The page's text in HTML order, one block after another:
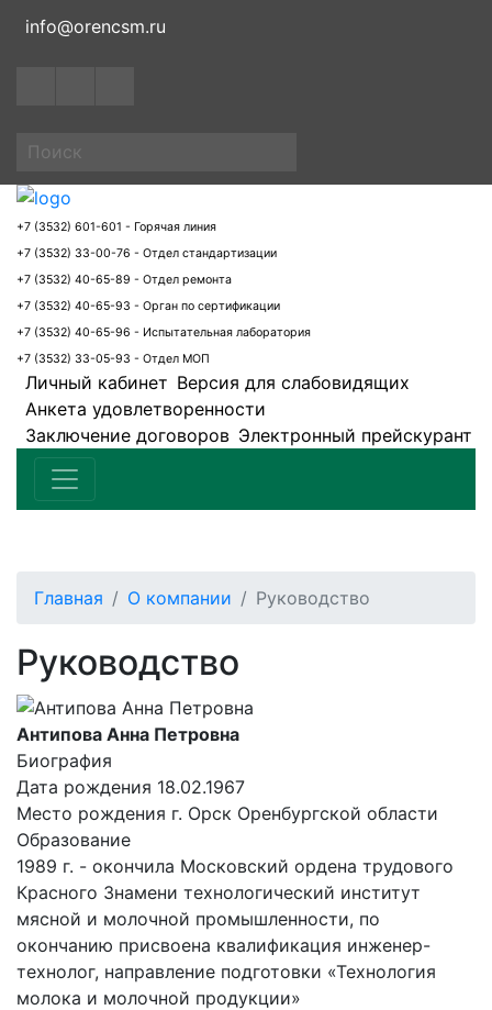
info@orencsm.ru
+7 (3532) 601-601 - Горячая линия
+7 (3532) 33-00-76 - Отдел стандартизации
+7 (3532) 40-65-89 - Отдел ремонта
+7 (3532) 40-65-93 - Орган по сертификации
+7 (3532) 40-65-96 - Испытательная лаборатория
+7 (3532) 33-05-93 - Отдел МОП
Личный кабинет Версия для слабовидящих
Анкета удовлетворенности
Заключение договоров Электронный прейскурант
Главная О компании Руководство
Руководство
Антипова Анна Петровна
Биография
Дата рождения 18.02.1967
Место рождения г. Орск Оренбургской области
Образование
1989 г. - окончила Московский ордена трудового
Красного Знамени технологический институт
мясной и молочной промышленности, по
окончанию присвоена квалификация инженер-
технолог, направление подготовки «Технология
молока и молочной продукции»